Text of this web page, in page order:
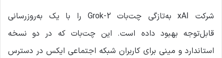
شرکت xAI به‌تازگی چت‌بات Grok-2 را با یک به‌روزرسانی
قابل‌توجه بهبود داده است. این چت‌بات که در دو نسخه
استاندارد و مینی برای کاربران شبکه اجتماعی ایکس در دسترس